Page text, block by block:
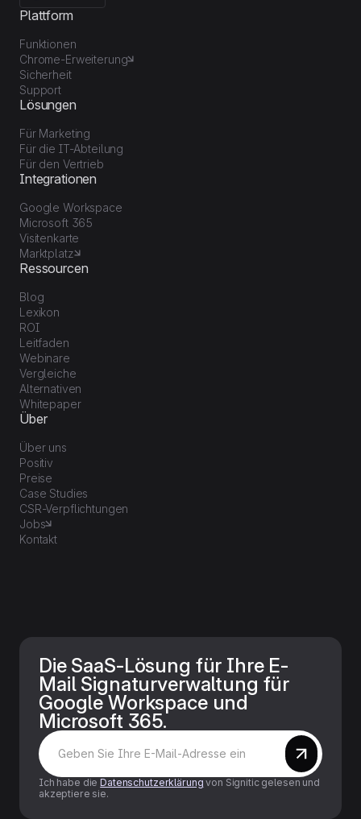
Plattform
Funktionen
Chrome-Erweiterung
Sicherheit
Support
Lösungen
Für Marketing
Für die IT-Abteilung
Für den Vertrieb
Integrationen
Google Workspace
Microsoft 365
Visitenkarte
Marktplatz
Ressourcen
Blog
Lexikon
ROI
Leitfaden
Webinare
Vergleiche
Alternativen
Whitepaper
Über
Über uns
Positiv
Preise
Case Studies
CSR-Verpflichtungen
Jobs
Kontakt
Die SaaS-Lösung für Ihre E-
Mail Signaturverwaltung für
Google Workspace und
Microsoft 365.
Ich habe dieDatenschutzerklärung von Signitic gelesen und
akzeptiere sie.